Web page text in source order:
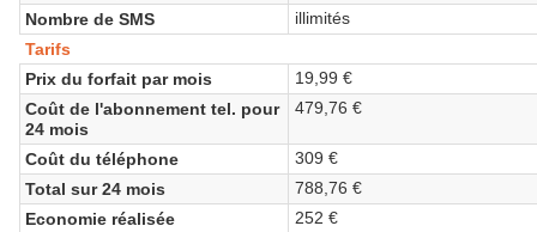
Nombre de SMS
illimités
Tarifs
Prix du forfait par mois
19,99 €
Coût de l'abonnement tel. pour
24 mois
479,76 €
Coût du téléphone
309 €
Total sur 24 mois
788,76 €
Economie réalisée
252 €